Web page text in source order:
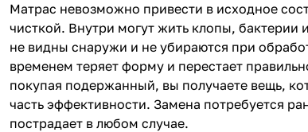
Матрас невозможно привести в исходное
чисткой. Внутри могут жить клопы, бактерии
не видны снаружи и не убираются при
временем теряет форму и перестает
покупая подержанный, вы получаете вещь,
часть эффективности. Замена потребуется
пострадает в любом случае.